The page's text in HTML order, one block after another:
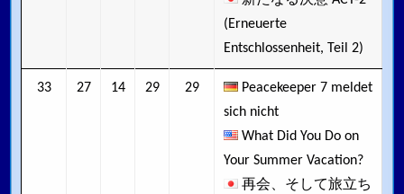
(Erneuerte
Entschlossenheit, Teil 2)
33 27 14 29 29
Peacekeeper 7 meldet
sich nicht
What Did You Do on
Your Summer Vacation?
再会、そして旅立ち